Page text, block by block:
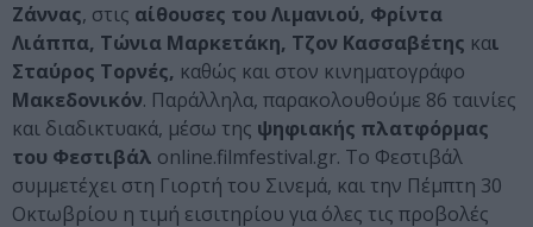
Ζάννας, στις αίθουσες του Λιμανιού, Φρίντα
Λιάππα, Τώνια Μαρκετάκη, Τζον Κασσαβέτης και
Σταύρος Τορνές, καθώς και στον κινηματογράφο
Μακεδονικόν. Παράλληλα, παρακολουθούμε 86 ταινίες
και διαδικτυακά, μέσω της ψηφιακής πλατφόρμας
του Φεστιβάλ online.filmfestival.gr. Το Φεστιβάλ
συμμετέχει στη Γιορτή του Σινεμά, και την Πέμπτη 30
Οκτωβρίου η τιμή εισιτηρίου για όλες τις προβολές